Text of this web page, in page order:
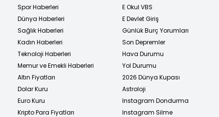
Spor Haberleri
Dünya Haberleri
Sağlık Haberleri
Kadın Haberleri
Teknoloji Haberleri
Memur ve Emekli Haberleri
Altın Fiyatları
Dolar Kuru
Euro Kuru
Kripto Para Fiyatları
E Okul VBS
E Devlet Giriş
Günlük Burç Yorumları
Son Depremler
Hava Durumu
Yol Durumu
2026 Dünya Kupası
Astroloji
Instagram Dondurma
Instagram Silme